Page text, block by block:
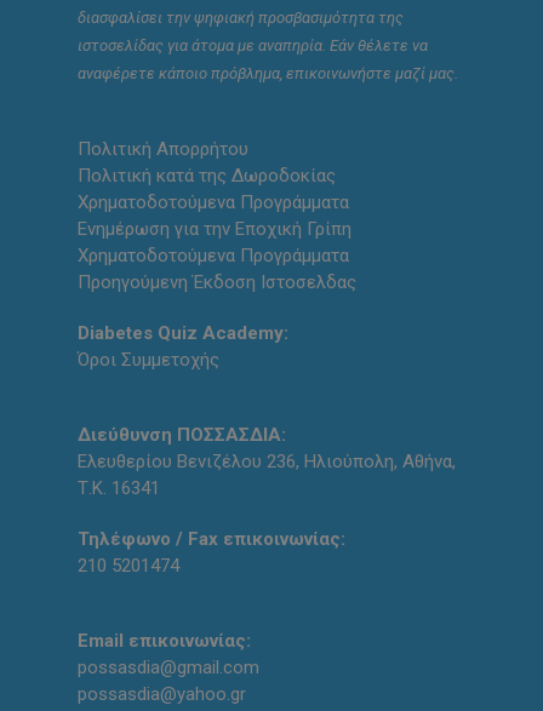
διασφαλίσει την ψηφιακή προσβασιμότητα της
ιστοσελίδας για άτομα με αναπηρία. Εάν θέλετε να
αναφέρετε κάποιο πρόβλημα, επικοινωνήστε μαζί μας.
Πολιτική Απορρήτου
Πολιτική κατά της Δωροδοκίας
Χρηματοδοτούμενα Προγράμματα
Ενημέρωση για την Εποχική Γρίπη
Χρηματοδοτούμενα Προγράμματα
Προηγούμενη Έκδοση Ιστοσελδας
Diabetes Quiz Academy:
Όροι Συμμετοχής
Διεύθυνση ΠΟΣΣΑΣΔΙΑ:
Ελευθερίου Βενιζέλου 236, Ηλιούπολη, Αθήνα,
Τ.Κ. 16341
Τηλέφωνο / Fax επικοινωνίας:
210 5201474
Email επικοινωνίας:
possasdia@gmail.com
possasdia@yahoo.gr